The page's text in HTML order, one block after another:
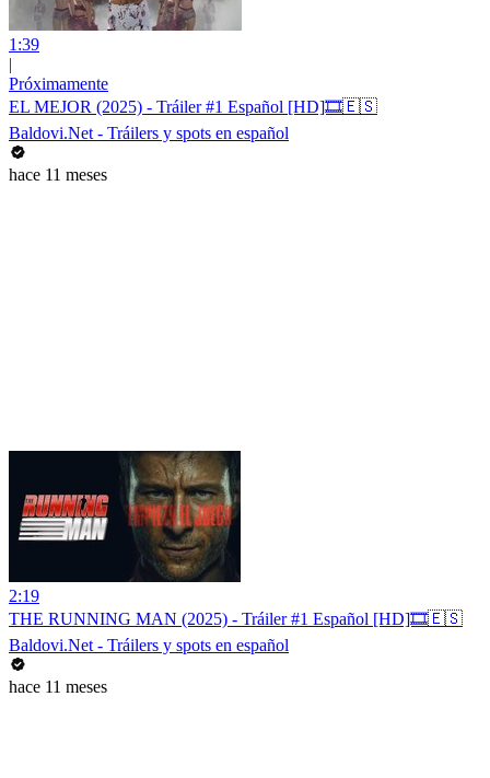
1:39
|
Próximamente
EL MEJOR (2025) - Tráiler #1 Español [HD]🎞️🇪🇸
Baldovi.Net - Tráilers y spots en español
hace 11 meses
2:19
THE RUNNING MAN (2025) - Tráiler #1 Español [HD]🎞️🇪🇸
Baldovi.Net - Tráilers y spots en español
hace 11 meses